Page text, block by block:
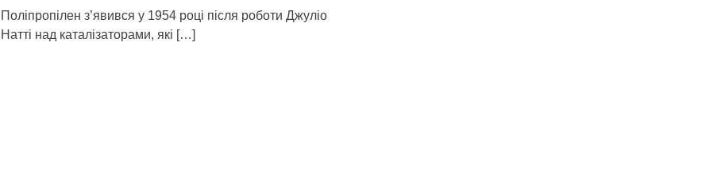
Поліпропілен з’явився у 1954 році після роботи Джуліо
Натті над каталізаторами, які […]